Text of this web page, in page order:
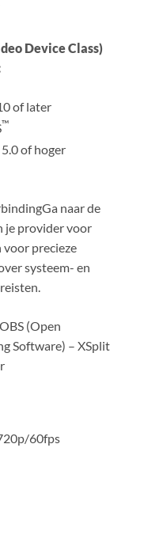
Device Class)
of later
™
of hoger
Ga naar de
je provider voor
precieze
systeem- en
(Open
Software) – XSplit
60fps